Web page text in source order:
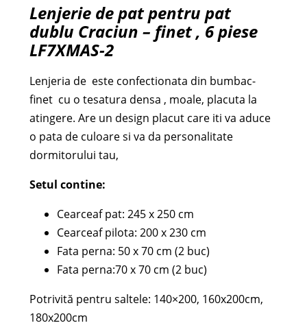
Lenjerie de pat pentru pat
dublu Craciun – finet , 6 piese
LF7XMAS-2
Lenjeria de este confectionata din bumbac-
finet cu o tesatura densa , moale, placuta la
atingere. Are un design placut care iti va aduce
o pata de culoare si va da personalitate
dormitorului tau,
Setul contine:
Cearceaf pat: 245 x 250 cm
Cearceaf pilota: 200 x 230 cm
Fata perna: 50 x 70 cm (2 buc)
Fata perna:70 x 70 cm (2 buc)
Potrivită pentru saltele: 140×200, 160x200cm,
180x200cm